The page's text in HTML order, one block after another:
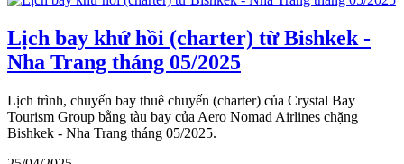
Lịch bay khứ hồi (charter) từ Bishkek -
Nha Trang tháng 05/2025
Lịch trình, chuyến bay thuê chuyến (charter) của Crystal Bay
Tourism Group bằng tàu bay của Aero Nomad Airlines chặng
Bishkek - Nha Trang tháng 05/2025.